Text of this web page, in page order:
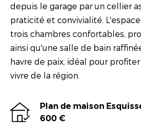
depuis le garage par un cellier
praticité et convivialité.
trois chambres confortables,
ainsi qu'une salle de bain
havre de paix, idéal pour
vivre de la région.
Plan de maison
600 €